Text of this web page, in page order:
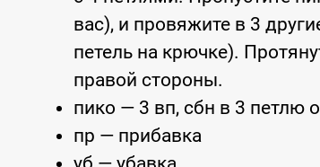
вас), и провяжите в 3
петель на крючке).
правой стороны.
пико — 3 вп, сбн в 3 петлю
пр — прибавка